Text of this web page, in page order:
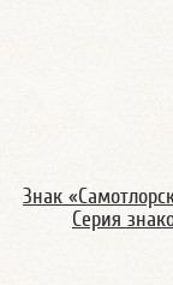
Знак
Серия